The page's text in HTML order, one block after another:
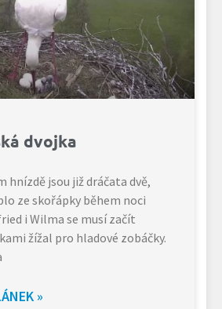
dvojka
hnízdě jsou již dráčata dvě,
ze skořápky během noci
i Wilma se musí začít
žížal pro hladové zobáčky.
»